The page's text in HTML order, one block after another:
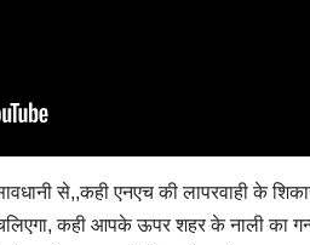
से,,कही एनएच की लापरवाही के
कही आपके ऊपर शहर के नाली का